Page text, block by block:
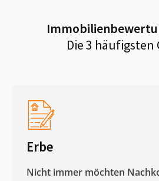
Die 3 häufigsten
Erbe
Nicht immer möchten